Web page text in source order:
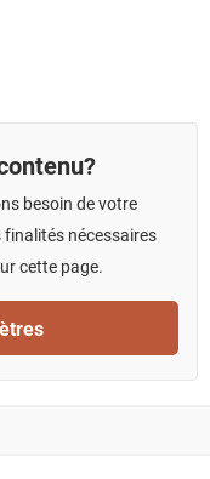
besoin de votre
nécessaires
cette page.